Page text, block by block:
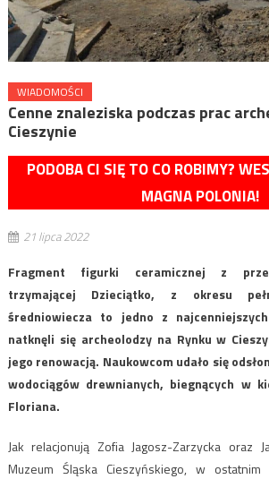
WIADOMOŚCI
Cenne znaleziska podczas prac
Cieszynie
PODOBA CI SIĘ TO CO ROBIMY?
MAGNA POLONIA!
21 lipca 2022
Fragment figurki ceramicznej z
trzymającej Dzieciątko, z okresu
średniowiecza to jedno z
natknęli się archeolodzy na Rynku w
jego renowacją. Naukowcom udało się
wodociągów drewnianych, biegnących w
Floriana.
Jak relacjonują Zofia Jagosz-Zarzycka oraz
Muzeum Śląska Cieszyńskiego, w